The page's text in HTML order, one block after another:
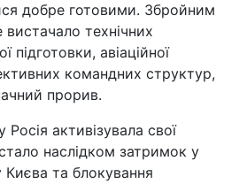
добре готовими. Збройним
технічних
підготовки, авіаційної
командних структур,
прорив.
активізувала свої
стало наслідком затримок у
Києва та блокування